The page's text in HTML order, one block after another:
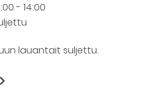
- 14:00
lauantait suljettu.